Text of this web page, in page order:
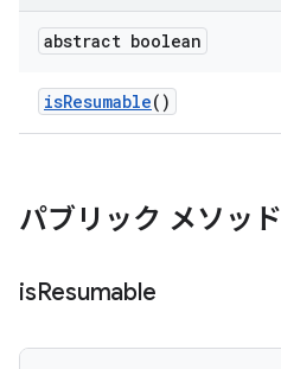
abstract boolean
isResumable()
パブリック メソッド
isResumable